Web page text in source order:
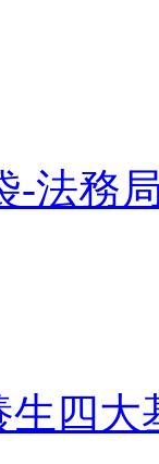
-法務
生四大